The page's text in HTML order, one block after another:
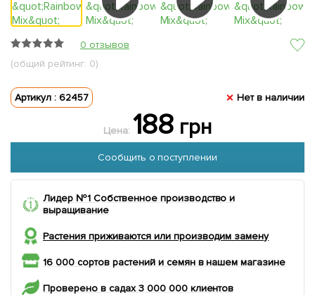
0 отзывов
(общий рейтинг: 0)
Артикул : 62457 Нет в наличии
Цена: 188 грн
Сообщить о поступлении
Лидер №1 Собственное производство и
выращивание
Растения приживаются или производим замену
16 000 сортов растений и семян в нашем магазине
Проверено в садах 3 000 000 клиентов